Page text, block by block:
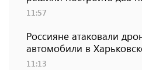
11:57
Россияне атаковали
автомобили в
11:13